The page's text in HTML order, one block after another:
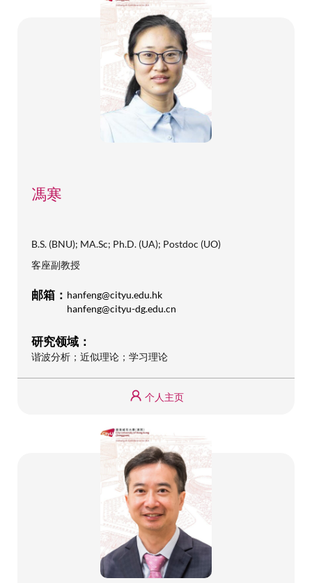
馮寒
B.S. (BNU); MA.Sc; Ph.D. (UA); Postdoc (UO)
客座副教授
邮箱： hanfeng@cityu.edu.hk
hanfeng@cityu-dg.edu.cn
研究领域：
谐波分析；近似理论；学习理论
个人主页